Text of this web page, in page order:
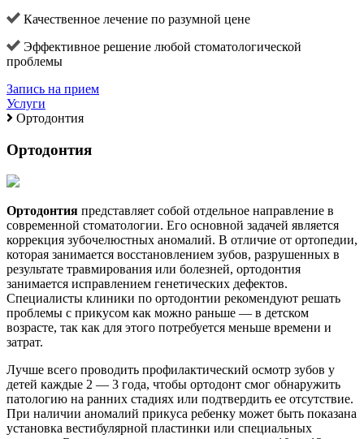
Качественное лечение по разумной цене
Эффективное решение любой стоматологической
проблемы
Запись на прием
Услуги
Ортодонтия
Ортодонтия
Ортодонтия представляет собой отдельное направление в
современной стоматологии. Его основной задачей является
коррекция зубочелюстных аномалий. В отличие от ортопедии,
которая занимается восстановлением зубов, разрушенных в
результате травмирования или болезней, ортодонтия
занимается исправлением генетических дефектов.
Специалисты клиники по ортодонтии рекомендуют решать
проблемы с прикусом как можно раньше — в детском
возрасте, так как для этого потребуется меньше времени и
затрат.
Лучше всего проводить профилактический осмотр зубов у
детей каждые 2 — 3 года, чтобы ортодонт смог обнаружить
патологию на ранних стадиях или подтвердить ее отсутствие.
При наличии аномалий прикуса ребенку может быть показана
установка вестибулярной пластинки или специальных